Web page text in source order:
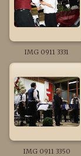
IMG 0911 3331
IMG 0911 3350